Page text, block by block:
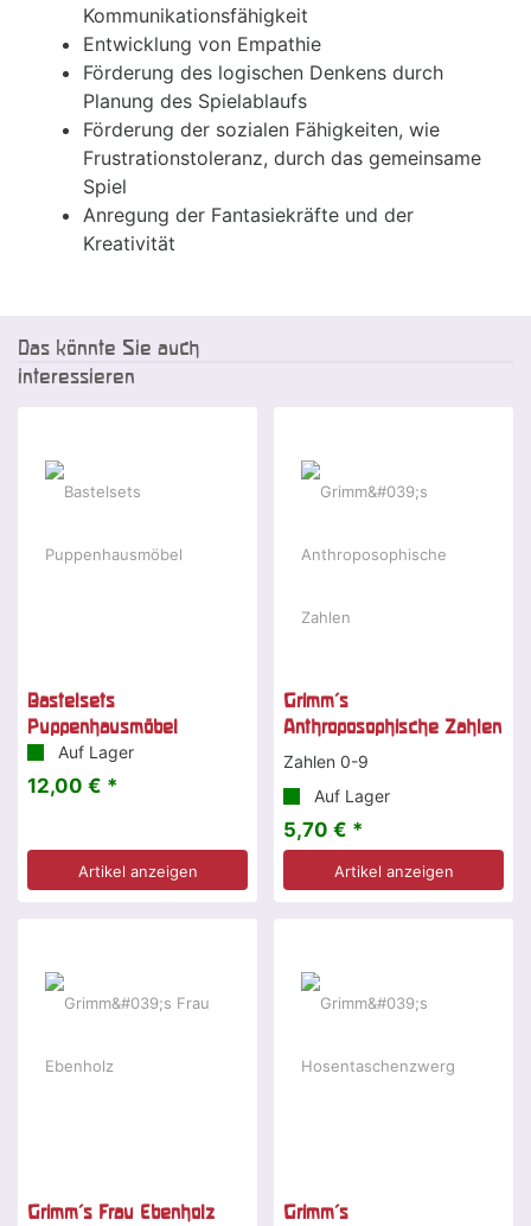
Kommunikationsfähigkeit
Entwicklung von Empathie
Förderung des logischen Denkens durch
Planung des Spielablaufs
Förderung der sozialen Fähigkeiten, wie
Frustrationstoleranz, durch das gemeinsame
Spiel
Anregung der Fantasiekräfte und der
Kreativität
Das könnte Sie auch
interessieren
Bastelsets
Puppenhausmöbel
Auf Lager
12,00 € *
Artikel anzeigen
Grimm's
Anthroposophische Zahlen
Zahlen 0-9
Auf Lager
5,70 € *
Artikel anzeigen
Grimm's Frau Ebenholz
Grimm's